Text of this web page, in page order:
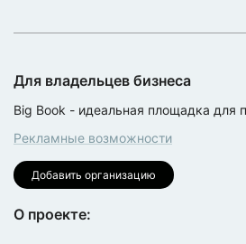
Для владельцев бизнеса
Big Book - идеальная площадка для
Рекламные возможности
Добавить организацию
О проекте: